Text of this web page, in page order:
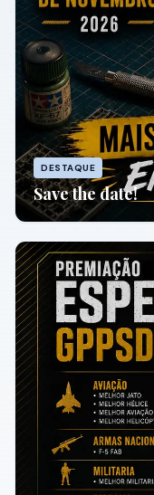
DESTAQUE
Save the date!